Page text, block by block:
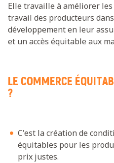
Elle travaille à améliorer
travail des producteurs
développement en leur
et un accès équitable aux
LE COMMERCE
?
C'est la création de
équitables pour les
prix justes.